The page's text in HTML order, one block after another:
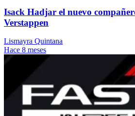
Isack Hadjar el nuevo
Verstappen
Lismayra Quintana
Hace 8 meses